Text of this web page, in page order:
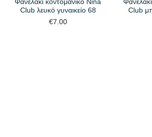
Φανελάκι κοντομάνικο Nina
Club λευκό γυναικείο 68
€7.00
Club